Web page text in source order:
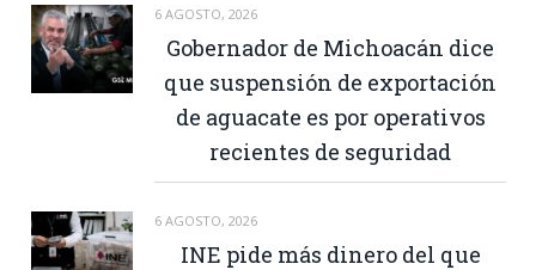
6 AGOSTO, 2026
Gobernador de Michoacán dice
que suspensión de exportación
de aguacate es por operativos
recientes de seguridad
6 AGOSTO, 2026
INE pide más dinero del que